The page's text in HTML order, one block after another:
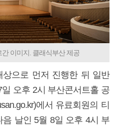
이미지. 클래식부산 제공
으로 먼저 진행한 뒤 일반
오후 2시 부산콘서트홀 공
에서 유료회원의 티
날인 5월 8일 오후 4시 부